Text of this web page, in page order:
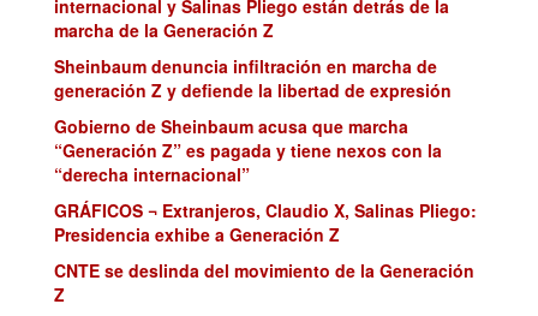
internacional y Salinas Pliego están detrás de la
marcha de la Generación Z
Sheinbaum denuncia infiltración en marcha de
generación Z y defiende la libertad de expresión
Gobierno de Sheinbaum acusa que marcha
“Generación Z” es pagada y tiene nexos con la
“derecha internacional”
GRÁFICOS ¬ Extranjeros, Claudio X, Salinas Pliego:
Presidencia exhibe a Generación Z
CNTE se deslinda del movimiento de la Generación
Z